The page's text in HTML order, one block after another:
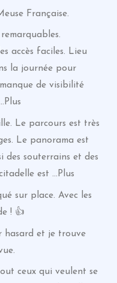
Française.
accès faciles. Lieu
la journée pour
de visibilité
Le parcours est très
Le panorama est
des souterrains et des
est …Plus
sur place. Avec les
! 👍
hasard et je trouve
ceux qui veulent se